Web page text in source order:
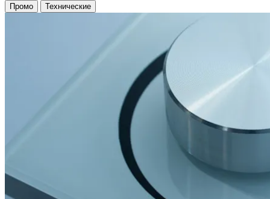
Промо Технические